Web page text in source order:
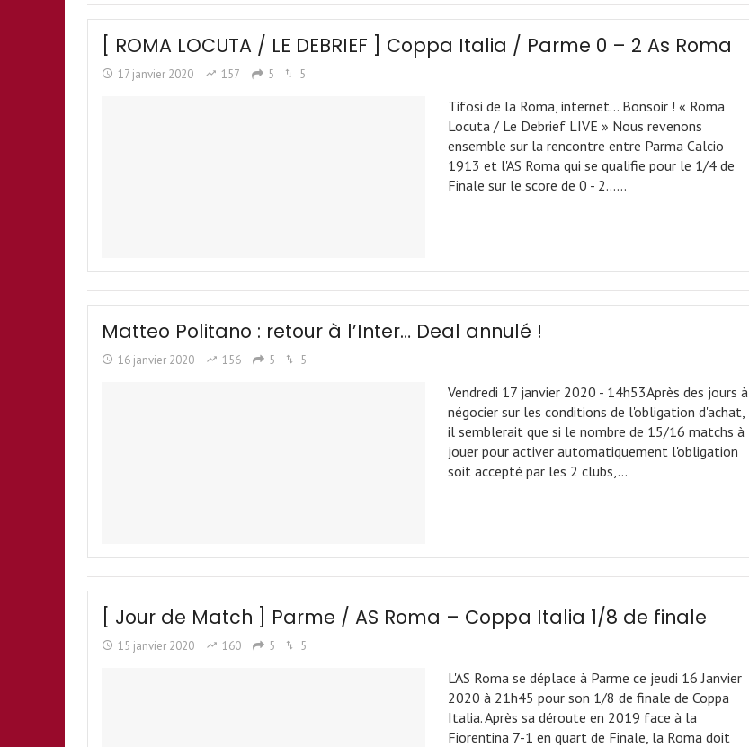
[ ROMA LOCUTA / LE DEBRIEF ] Coppa Italia / Parme 0 – 2 As Roma
17 janvier 2020 157 5 5
Tifosi de la Roma, internet… Bonsoir ! « Roma
Locuta / Le Debrief LIVE » Nous revenons
ensemble sur la rencontre entre Parma Calcio
1913 et l'AS Roma qui se qualifie pour le 1/4 de
Finale sur le score de 0 - 2...…
Matteo Politano : retour à l’Inter… Deal annulé !
16 janvier 2020 156 5 5
Vendredi 17 janvier 2020 - 14h53Après des jours à
négocier sur les conditions de l'obligation d'achat,
il semblerait que si le nombre de 15/16 matchs à
jouer pour activer automatiquement l'obligation
soit accepté par les 2 clubs,…
[ Jour de Match ] Parme / AS Roma – Coppa Italia 1/8 de finale
15 janvier 2020 160 5 5
L'AS Roma se déplace à Parme ce jeudi 16 Janvier
2020 à 21h45 pour son 1/8 de finale de Coppa
Italia. Après sa déroute en 2019 face à la
Fiorentina 7-1 en quart de Finale, la Roma doit